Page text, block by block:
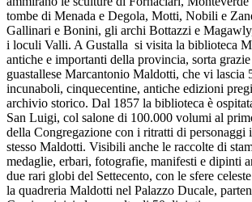
tombe di Menada e Degola, Motti, Nobili e
Gallinari e Bonini, gli archi Bottazzi e
i loculi Valli. A Gustalla si visita la biblioteca
antiche e importanti della provincia, sorta grazie
guastallese Marcantonio Maldotti, che vi lascia
incunaboli, cinquecentine, antiche edizioni
archivio storico. Dal 1857 la biblioteca è
San Luigi, col salone di 100.000 volumi al
della Congregazione con i ritratti di
stesso Maldotti. Visibili anche le raccolte di
medaglie, erbari, fotografie, manifesti e dipinti
due rari globi del Settecento, con le sfere
la quadreria Maldotti nel Palazzo Ducale,